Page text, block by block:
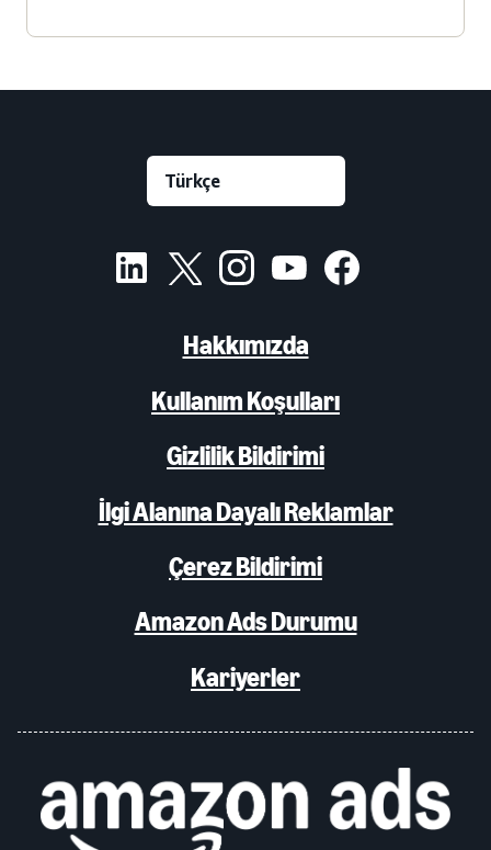
Hakkımızda
Kullanım Koşulları
Gizlilik Bildirimi
İlgi Alanına Dayalı Reklamlar
Çerez Bildirimi
Amazon Ads Durumu
Kariyerler